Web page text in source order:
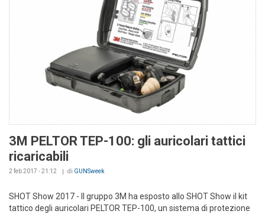
3M PELTOR TEP-100: gli auricolari tattici
ricaricabili
2 feb 2017 - 21:12 di GUNSweek
SHOT Show 2017 - Il gruppo 3M ha esposto allo SHOT Show il kit
tattico degli auricolari PELTOR TEP-100, un sistema di protezione